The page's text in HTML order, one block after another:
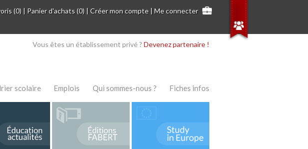
(0) | Panier d'achats (0) |Créer mon compte |Me connecter
Vous êtes un établissement privé ? Devenez partenaire !
scolaire Emplois Qui sommes-nous ? Fiches infos